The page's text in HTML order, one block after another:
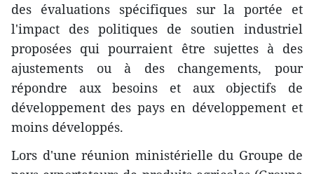
des évaluations spécifiques sur la portée et
l'impact des politiques de soutien industriel
proposées qui pourraient être sujettes à des
ajustements ou à des changements, pour
répondre aux besoins et aux objectifs de
développement des pays en développement et
moins développés.
Lors d'une réunion ministérielle du Groupe de